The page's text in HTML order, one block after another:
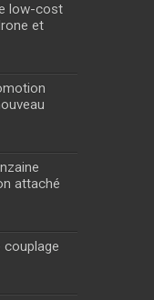
low-cost
et
attaché